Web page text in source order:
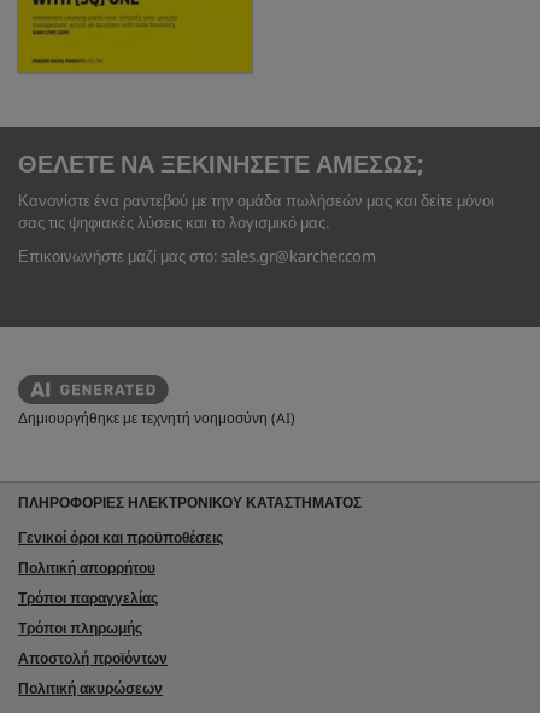
ΘΕΛΕΤΕ ΝΑ ΞΕΚΙΝΗΣΕΤΕ ΑΜΕΣΩΣ;
Κανονίστε ένα ραντεβού με την ομάδα πωλήσεών μας και δείτε μόνοι
σας τις ψηφιακές λύσεις και το λογισμικό μας.
Επικοινωνήστε μαζί μας στο: sales.gr@karcher.com
Δημιουργήθηκε με τεχνητή νοημοσύνη (AI)
ΠΛΗΡΟΦΟΡΙΕΣ ΗΛΕΚΤΡΟΝΙΚΟΥ ΚΑΤΑΣΤΗΜΑΤΟΣ
Γενικοί όροι και προϋποθέσεις
Πολιτική απορρήτου
Τρόποι παραγγελίας
Τρόποι πληρωμής
Αποστολή προϊόντων
Πολιτική ακυρώσεων